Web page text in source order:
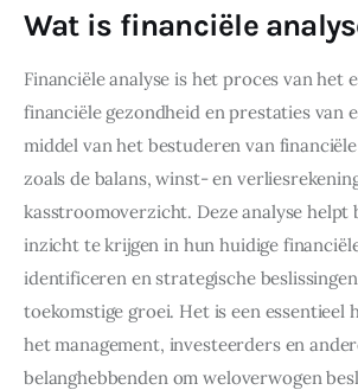
Wat is financiële
Financiële analyse is het proces van het
financiële gezondheid en prestaties van
middel van het bestuderen van
zoals de balans, winst- en
kasstroomoverzicht. Deze analyse helpt
inzicht te krijgen in hun huidige
identificeren en strategische
toekomstige groei. Het is een essentieel
het management, investeerders en
belanghebbenden om weloverwogen